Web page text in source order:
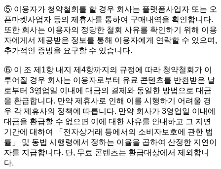
⑤ 이용자가 청약철회를 할 경우 회사는 플랫폼사업자 또는 오
픈마켓사업자 등의 제휴사를 통하여 구매내역을 확인합니다.
또한 회사는 이용자의 정당한 철회 사유를 확인하기 위해 이용
자에게서 제공받은 정보를 통해 이용자에게 연락할 수 있으며,
추가적인 증빙을 요구할 수 있습니다.
⑥ 이 조 제1항 내지 제4항까지의 규정에 따라 청약철회가 이
루어질 경우 회사는 이용자로부터 유료 콘텐츠를 반환받은 날
로부터 3영업일 이내에 대금의 결제와 동일한 방법으로 대금
을 환급합니다. 만약 제휴사로 인해 이를 시행하기 어려울 경
우 각 제휴사의 정책에 따릅니다. 만약 회사가 3영업일 이내에
대금을 환급할 수 없으면 이에 대한 사유를 안내하고 그 지연
기간에 대하여 「전자상거래 등에서의 소비자보호에 관한 법
률」 및 동법 시행령에서 정하는 이율을 곱하여 산정한 지연이
자를 지급합니다. 단, 무료 콘텐츠는 환급대상에서 제외합니
다.